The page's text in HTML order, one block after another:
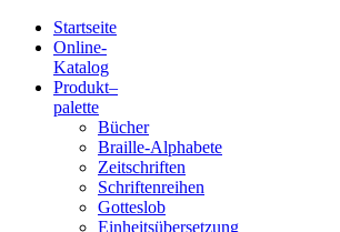
Blindenschrift-
Verlag
Startseite
Online-
Katalog
Produkt–
palette
Bücher
Braille-Alphabete
Zeitschriften
Schriftenreihen
Gotteslob
Einheitsübersetzung